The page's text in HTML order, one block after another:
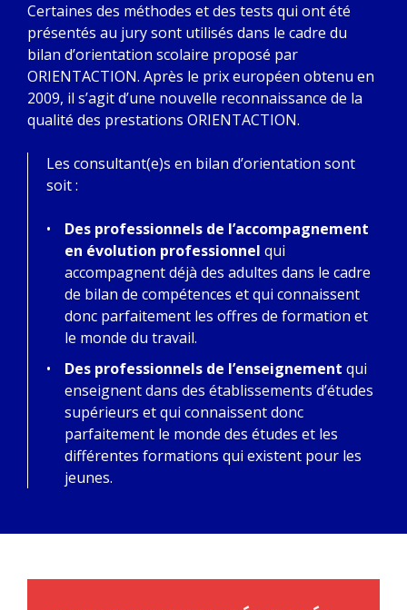
Certaines des méthodes et des tests qui ont été
présentés au jury sont utilisés dans le cadre du
bilan d’orientation scolaire proposé par
ORIENTACTION. Après le prix européen obtenu en
2009, il s’agit d’une nouvelle reconnaissance de la
qualité des prestations ORIENTACTION.
Les consultant(e)s en bilan d’orientation sont
soit :
Des professionnels de l’accompagnement
en évolution professionnel qui
accompagnent déjà des adultes dans le cadre
de bilan de compétences et qui connaissent
donc parfaitement les offres de formation et
le monde du travail.
Des professionnels de l’enseignement qui
enseignent dans des établissements d’études
supérieurs et qui connaissent donc
parfaitement le monde des études et les
différentes formations qui existent pour les
jeunes.